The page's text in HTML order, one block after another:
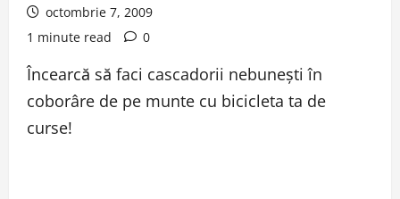
octombrie 7, 2009
1 minute read
0
Încearcă să faci cascadorii nebuneşti în
coborâre de pe munte cu bicicleta ta de
curse!